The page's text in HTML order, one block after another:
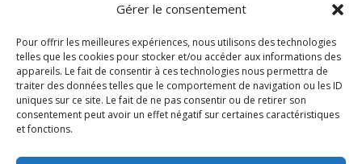
Gérer le consentement
Pour offrir les meilleures expériences, nous utilisons des technologies
telles que les cookies pour stocker et/ou accéder aux informations des
appareils. Le fait de consentir à ces technologies nous permettra de
traiter des données telles que le comportement de navigation ou les ID
uniques sur ce site. Le fait de ne pas consentir ou de retirer son
consentement peut avoir un effet négatif sur certaines caractéristiques
et fonctions.